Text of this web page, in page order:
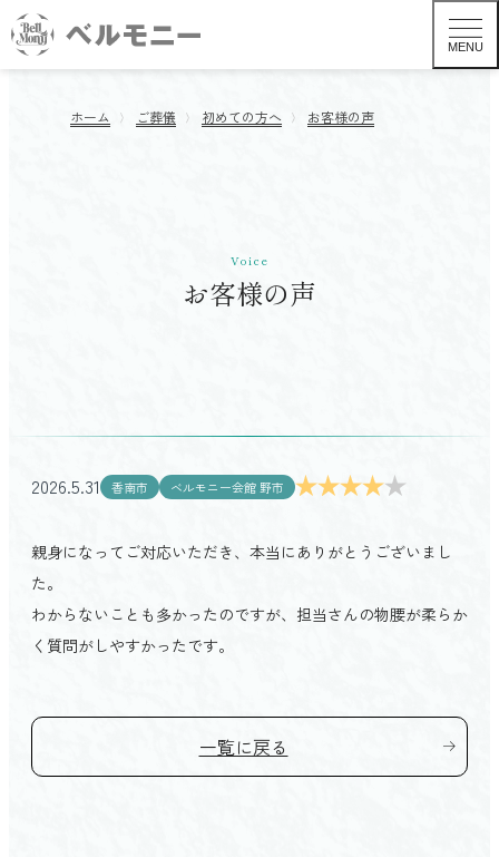
MENU
葬儀形式から探す TOP
一般葬
プライベートホール縁（ゆかり）
家族葬の結
直葬
会館を探す TOP
愛媛県
松前町
砥部町
よくあるご質問
お客様の声
ベルモニーの特徴 TOP
ホーム ご葬儀 初めての方へ お客様の声
Voice
お客様の声
2026.5.31 香南市 ベルモニー会館 野市
親身になってご対応いただき、本当にありがとうございまし
た。
わからないことも多かったのですが、担当さんの物腰が柔らか
く質問がしやすかったです。
一覧に戻る